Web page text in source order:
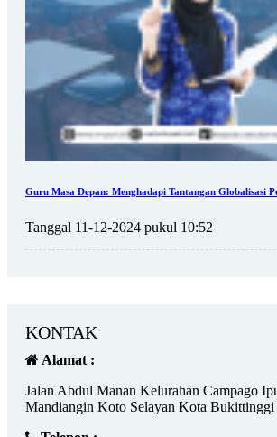
Guru Masa Depan: Menghadapi Tantangan Globalisasi
Tanggal 11-12-2024 pukul 10:52
KONTAK
Alamat :
Jalan Abdul Manan Kelurahan Campago
Mandiangin Koto Selayan Kota Bukittinggi